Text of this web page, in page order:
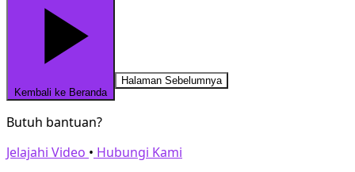
Kembali ke Beranda
Halaman Sebelumnya
Butuh bantuan?
Jelajahi Video • Hubungi Kami